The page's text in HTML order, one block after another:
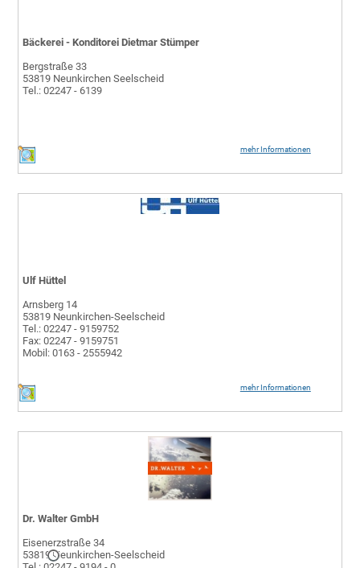
mehr Informationen
Bäckerei - Konditorei Dietmar Stümper
Bergstraße 33
53819 Neunkirchen Seelscheid
Tel.: 02247 - 6139
mehr Informationen
Ulf Hüttel
Arnsberg 14
53819 Neunkirchen-Seelscheid
Tel.: 02247 - 9159752
Fax: 02247 - 9159751
Mobil: 0163 - 2555942
Dr. Walter GmbH
Eisenerzstraße 34
53819 Neunkirchen-Seelscheid